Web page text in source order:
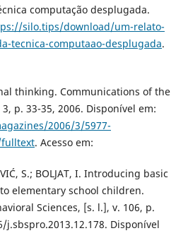
computação desplugada.
silo.tips/download/um-relato-
tecnica-computaao-desplugada.
thinking. Communications of the
p. 33-35, 2006. Disponível em:
2006/3/5977-
. Acesso em:
S.; BOLJAT, I. Introducing basic
elementary school children.
Sciences, [s. l.], v. 106, p.
j.sbspro.2013.12.178. Disponível